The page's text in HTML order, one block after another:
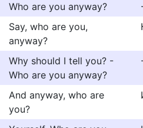
Who are you anyway?
Say, who are you,
anyway?
Why should I tell you? -
Who are you anyway?
And anyway, who are
you?